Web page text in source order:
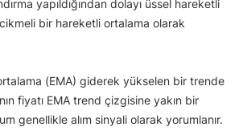
yapıldığından dolayı üssel hareketli
bir hareketli ortalama olarak
(EMA) giderek yükselen bir trende
fiyatı EMA trend çizgisine yakın bir
genellikle alım sinyali olarak yorumlanır.